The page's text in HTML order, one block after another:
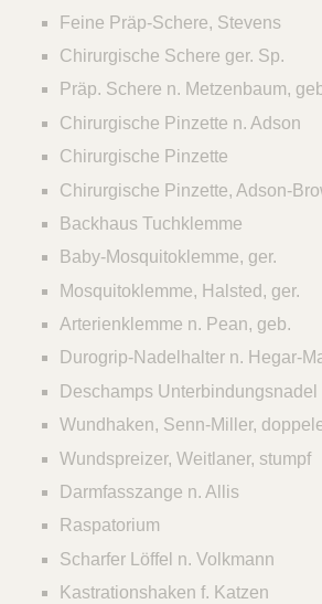
Feine Präp-Schere, Stevens
Chirurgische Schere ger. Sp.
Präp. Schere n. Metzenbaum,
Chirurgische Pinzette n. Adson
Chirurgische Pinzette
Chirurgische Pinzette, Adson-
Backhaus Tuchklemme
Baby-Mosquitoklemme, ger.
Mosquitoklemme, Halsted, ger.
Arterienklemme n. Pean, geb.
Durogrip-Nadelhalter n. Hegar-
Deschamps Unterbindungsnadel
Wundhaken, Senn-Miller,
Wundspreizer, Weitlaner, stumpf
Darmfasszange n. Allis
Raspatorium
Scharfer Löffel n. Volkmann
Kastrationshaken f. Katzen